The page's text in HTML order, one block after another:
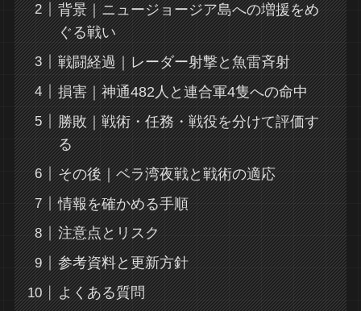
背景｜ニュージョージア島への増援をめ
ぐる戦い
戦闘経過｜レーダー射撃と魚雷斉射
損害｜神通482人と連合軍4隻への命中
勝敗｜戦術・任務・戦役を分けて評価す
る
その後｜ベラ湾夜戦と戦術の適応
情報を確かめる手順
注意点とリスク
参考資料と更新方針
よくある質問